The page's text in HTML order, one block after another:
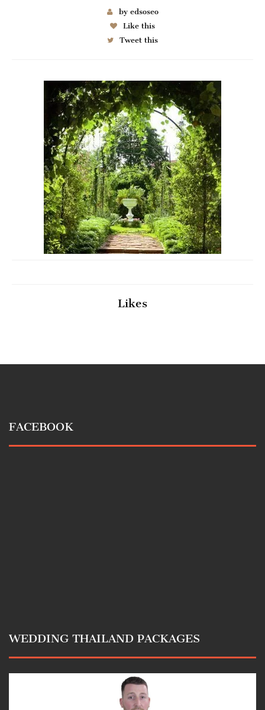
by edsoseo
Like this
Tweet this
Likes
FACEBOOK
WEDDING THAILAND PACKAGES